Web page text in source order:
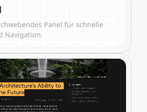
Panel für schnelle
Navigation.